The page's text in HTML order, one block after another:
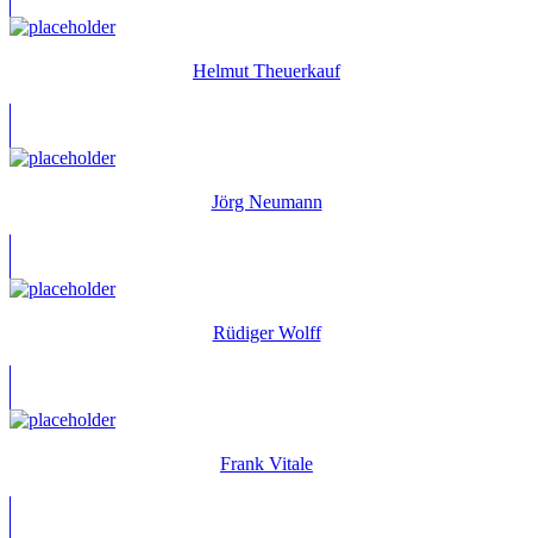
Helmut Theuerkauf
Jörg Neumann
Rüdiger Wolff
Frank Vitale